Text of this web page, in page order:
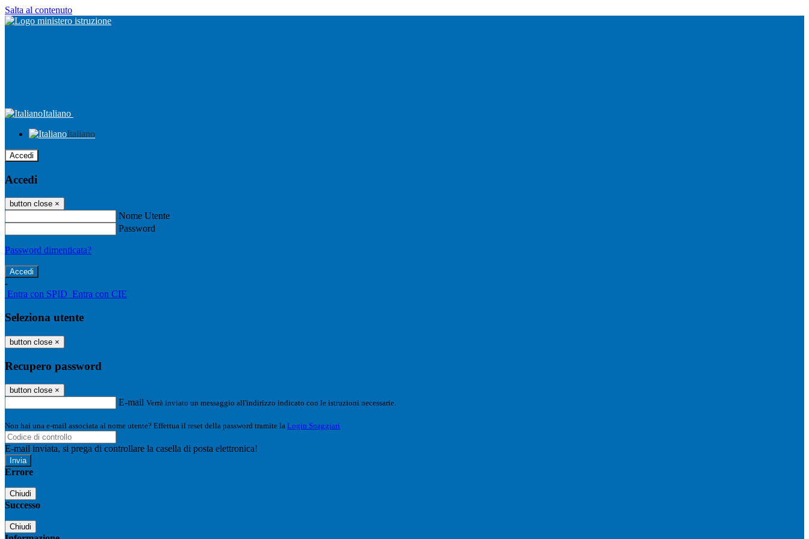
Salta al contenuto
Italiano
Italiano
Accedi
Accedi
button close ×
Nome Utente
Password
Password dimenticata?
-
Entra con SPID Entra con CIE
Seleziona utente
button close ×
Recupero password
button close ×
E-mail Verrà inviato un messaggio all'indirizzo indicato con le istruzioni necessarie.
Non hai una e-mail associata al nome utente? Effettua il reset della password tramite la Login Spaggiari
E-mail inviata, si prega di controllare la casella di posta elettronica!
Errore
Chiudi
Successo
Chiudi